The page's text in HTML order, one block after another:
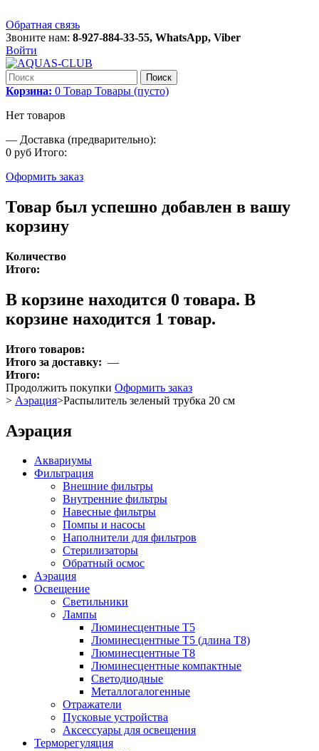
Обратная связь
Звоните нам: 8-927-884-33-55, WhatsApp, Viber
Войти
Поиск
Корзина: 0 Товар Товары (пусто)
Нет товаров
— Доставка (предварительно):
0 руб Итого:
Оформить заказ
Товар был успешно добавлен в вашу
корзину
Количество
Итого:
В корзине находится 0 товара. В
корзине находится 1 товар.
Итого товаров:
Итого за доставку: —
Итого:
Продолжить покупки Оформить заказ
> Аэрация>Распылитель зеленый трубка 20 см
Аэрация
Аквариумы
Фильтрация
Внешние фильтры
Внутренние фильтры
Навесные фильтры
Помпы и насосы
Наполнители для фильтров
Стерилизаторы
Обратный осмос
Аэрация
Освещение
Светильники
Лампы
Люминесцентные T5
Люминесцентные T5 (длина T8)
Люминесцентные T8
Люминесцентные компактные
Светодиодные
Металлогалогенные
Отражатели
Пусковые устройства
Аксессуары для освещения
Терморегуляция